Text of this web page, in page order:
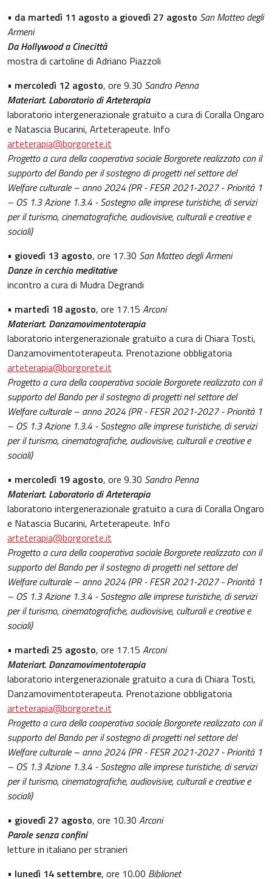
• da martedì 11 agosto a giovedì 27 agosto San Matteo degli
Armeni
Da Hollywood a Cinecittà
mostra di cartoline di Adriano Piazzoli
• mercoledì 12 agosto, ore 9.30 Sandro Penna
Materiart. Laboratorio di Arteterapia
laboratorio intergenerazionale gratuito a cura di Coralla Ongaro
e Natascia Bucarini, Arteterapeute. Info
arteterapia@borgorete.it
Progetto a cura della cooperativa sociale Borgorete realizzato con il
supporto del Bando per il sostegno di progetti nel settore del
Welfare culturale – anno 2024 (PR - FESR 2021-2027 - Priorità 1
– OS 1.3 Azione 1.3.4 - Sostegno alle imprese turistiche, di servizi
per il turismo, cinematografiche, audiovisive, culturali e creative e
sociali)
• giovedì 13 agosto, ore 17.30 San Matteo degli Armeni
Danze in cerchio meditative
incontro a cura di Mudra Degrandi
• martedì 18 agosto, ore 17.15 Arconi
Materiart. Danzamovimentoterapia
laboratorio intergenerazionale gratuito a cura di Chiara Tosti,
Danzamovimentoterapeuta. Prenotazione obbligatoria
arteterapia@borgorete.it
Progetto a cura della cooperativa sociale Borgorete realizzato con il
supporto del Bando per il sostegno di progetti nel settore del
Welfare culturale – anno 2024 (PR - FESR 2021-2027 - Priorità 1
– OS 1.3 Azione 1.3.4 - Sostegno alle imprese turistiche, di servizi
per il turismo, cinematografiche, audiovisive, culturali e creative e
sociali)
• mercoledì 19 agosto, ore 9.30 Sandro Penna
Materiart. Laboratorio di Arteterapia
laboratorio intergenerazionale gratuito a cura di Coralla Ongaro
e Natascia Bucarini, Arteterapeute. Info
arteterapia@borgorete.it
Progetto a cura della cooperativa sociale Borgorete realizzato con il
supporto del Bando per il sostegno di progetti nel settore del
Welfare culturale – anno 2024 (PR - FESR 2021-2027 - Priorità 1
– OS 1.3 Azione 1.3.4 - Sostegno alle imprese turistiche, di servizi
per il turismo, cinematografiche, audiovisive, culturali e creative e
sociali)
• martedì 25 agosto, ore 17.15 Arconi
Materiart. Danzamovimentoterapia
laboratorio intergenerazionale gratuito a cura di Chiara Tosti,
Danzamovimentoterapeuta. Prenotazione obbligatoria
arteterapia@borgorete.it
Progetto a cura della cooperativa sociale Borgorete realizzato con il
supporto del Bando per il sostegno di progetti nel settore del
Welfare culturale – anno 2024 (PR - FESR 2021-2027 - Priorità 1
– OS 1.3 Azione 1.3.4 - Sostegno alle imprese turistiche, di servizi
per il turismo, cinematografiche, audiovisive, culturali e creative e
sociali)
• giovedì 27 agosto, ore 10.30 Arconi
Parole senza confini
letture in italiano per stranieri
• lunedì 14 settembre, ore 10.00 Biblionet